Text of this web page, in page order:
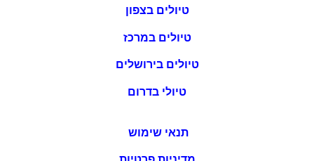
טיולים בצפון
טיולים במרכז
טיולים בירושלים
טיולי בדרום
תנאי שימוש